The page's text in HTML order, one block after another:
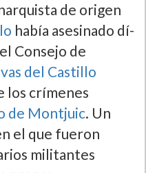
de origen
habí­a asesinado dí­
Consejo de
del Castillo
los crí­menes
de Montjuic. Un
el que fueron
militantes